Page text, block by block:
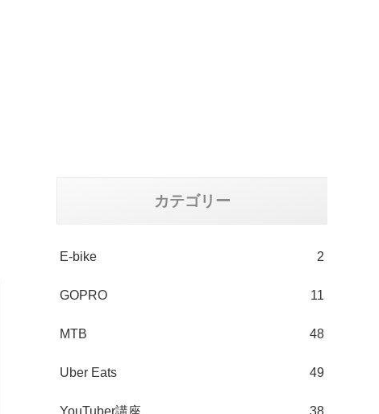
カテゴリー
E-bike 2
GOPRO 11
MTB 48
Uber Eats 49